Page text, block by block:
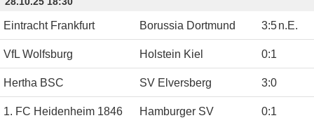
Eintracht Frankfurt Borussia Dortmund 3:5n.E.
VfL Wolfsburg Holstein Kiel 0:1
Hertha BSC SV Elversberg 3:0
1. FC Heidenheim 1846 Hamburger SV 0:1